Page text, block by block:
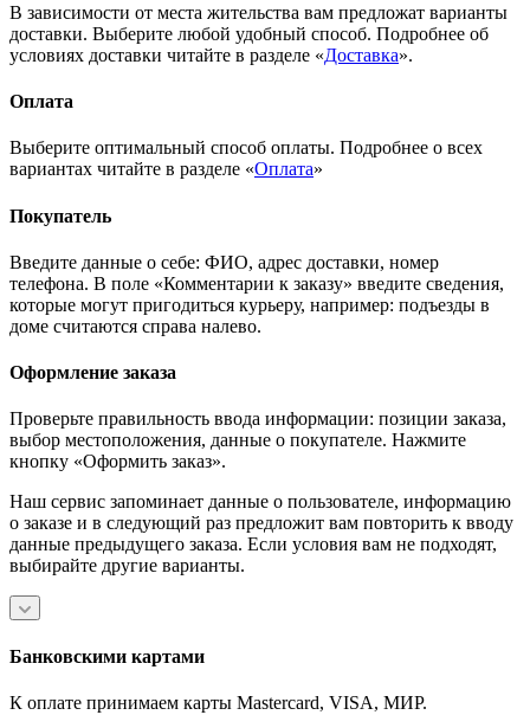
В зависимости от места жительства вам предложат варианты
доставки. Выберите любой удобный способ. Подробнее об
условиях доставки читайте в разделе «Доставка».
Оплата
Выберите оптимальный способ оплаты. Подробнее о всех
вариантах читайте в разделе «Оплата»
Покупатель
Введите данные о себе: ФИО, адрес доставки, номер
телефона. В поле «Комментарии к заказу» введите сведения,
которые могут пригодиться курьеру, например: подъезды в
доме считаются справа налево.
Оформление заказа
Проверьте правильность ввода информации: позиции заказа,
выбор местоположения, данные о покупателе. Нажмите
кнопку «Оформить заказ».
Наш сервис запоминает данные о пользователе, информацию
о заказе и в следующий раз предложит вам повторить к вводу
данные предыдущего заказа. Если условия вам не подходят,
выбирайте другие варианты.
Банковскими картами
К оплате принимаем карты Mastercard, VISA, МИР.